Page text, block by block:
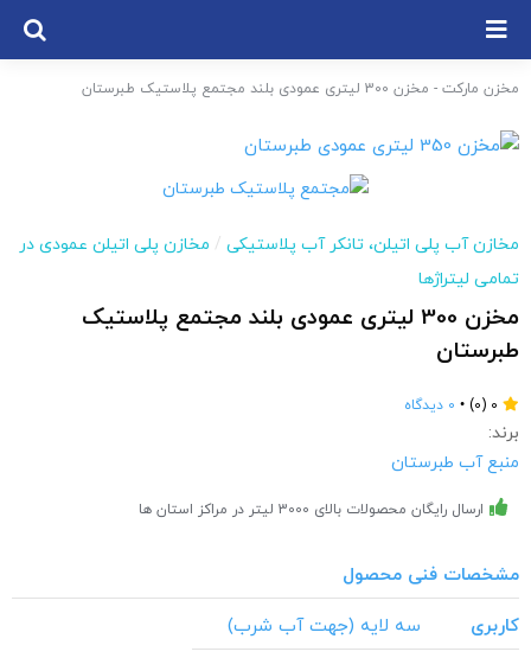
Skip
content
مخزن مارکت - مخزن 300 لیتری عمودی بلند مجتمع پلاستیک طبرستان
مخازن آب پلی اتیلن، تانکر آب پلاستیکی / مخازن پلی اتیلن عمودی در
تمامی لیتراژها
مخزن 300 لیتری عمودی بلند مجتمع پلاستیک
طبرستان
0
(0)
• 0 دیدگاه
برند:
منبع آب طبرستان
ارسال رایگان محصولات بالای 3000 لیتر در مراکز استان ها
مشخصات فنی محصول
کاربری
سه لایه (جهت آب شرب)